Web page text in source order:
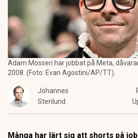
Adam Mosseri har jobbat på Meta,
2008. (Foto: Evan Agostini/AP/TT).
Johannes
Stenlund
Många har lärt sig att shorts på